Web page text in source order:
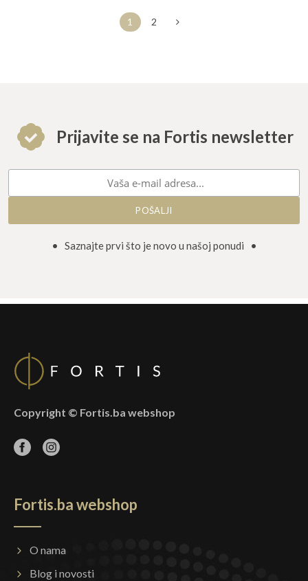
1 2
Prijavite se na Fortis newsletter
• Saznajte prvi što je novo u našoj ponudi •
Copyright © Fortis.ba webshop
Fortis.ba webshop
O nama
Blog i novosti